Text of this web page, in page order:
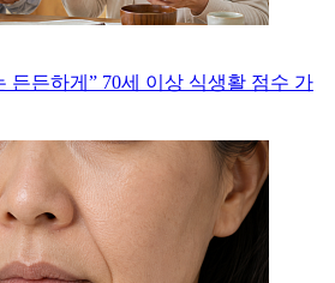
든든하게” 70세 이상 식생활 점수 가